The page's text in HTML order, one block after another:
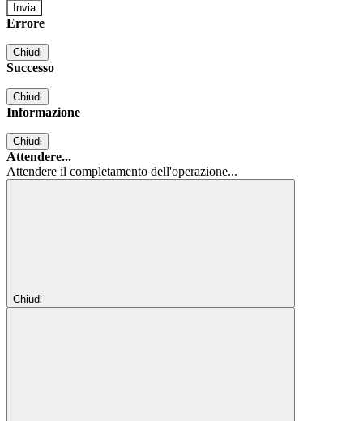
Errore
Chiudi
Successo
Chiudi
Informazione
Chiudi
Attendere...
Attendere il completamento dell'operazione...
Chiudi